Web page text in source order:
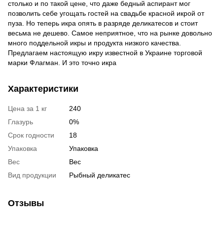
столько и по такой цене, что даже бедный аспирант мог
позволить себе угощать гостей на свадьбе красной икрой от
пуза. Но теперь икра опять в разряде деликатесов и стоит
весьма не дешево. Самое неприятное, что на рынке довольно
много поддельной икры и продукта низкого качества.
Предлагаем настоящую икру известной в Украине торговой
марки Флагман. И это точно икра
Характеристики
Цена за 1 кг
240
Глазурь
0%
Срок годности
18
Упаковка
Упаковка
Вес
Вес
Вид продукции
Рыбный деликатес
Отзывы